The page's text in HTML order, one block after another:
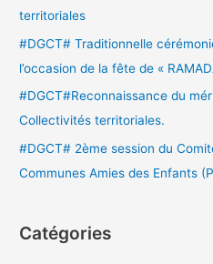
:
territoriales
#DGCT# Traditionnelle
l’occasion de la fête de «
#DGCT#Reconnaissance du
Collectivités territoriales.
#DGCT# 2ème session du
Communes Amies des Enfants
Catégories